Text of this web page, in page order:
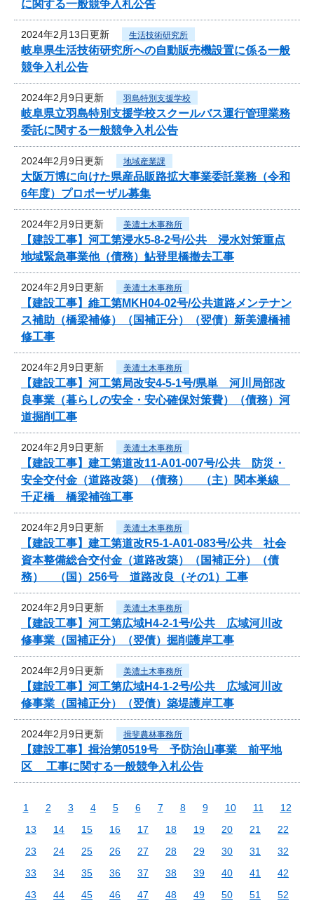
に関する一般競争入札公告
2024年2月13日更新 生活技術研究所
岐阜県生活技術研究所への自動販売機設置に係る一般
競争入札公告
2024年2月9日更新 羽島特別支援学校
岐阜県立羽島特別支援学校スクールバス運行管理業務
委託に関する一般競争入札公告
2024年2月9日更新 地域産業課
大阪万博に向けた県産品販路拡大事業委託業務（令和
6年度）プロポーザル募集
2024年2月9日更新 美濃土木事務所
【建設工事】河工第浸水5-8-2号/公共 浸水対策重点
地域緊急事業他（債務）鮎登里橋撤去工事
2024年2月9日更新 美濃土木事務所
【建設工事】維工第MKH04-02号/公共道路メンテナン
ス補助（橋梁補修）（国補正分）（翌債）新美濃橋補
修工事
2024年2月9日更新 美濃土木事務所
【建設工事】河工第局改安4-5-1号/県単 河川局部改
良事業（暮らしの安全・安心確保対策費）（債務）河
道掘削工事
2024年2月9日更新 美濃土木事務所
【建設工事】建工第道改11-A01-007号/公共 防災・
安全交付金（道路改築）（債務） （主）関本巣線
千疋橋 橋梁補強工事
2024年2月9日更新 美濃土木事務所
【建設工事】建工第道改R5-1-A01-083号/公共 社会
資本整備総合交付金（道路改築）（国補正分）（債
務） （国）256号 道路改良（その1）工事
2024年2月9日更新 美濃土木事務所
【建設工事】河工第広域H4-2-1号/公共 広域河川改
修事業（国補正分）（翌債）掘削護岸工事
2024年2月9日更新 美濃土木事務所
【建設工事】河工第広域H4-1-2号/公共 広域河川改
修事業（国補正分）（翌債）築堤護岸工事
2024年2月9日更新 揖斐農林事務所
【建設工事】揖治第0519号 予防治山事業 前平地
区 工事に関する一般競争入札公告
1 2 3 4 5 6 7 8 9 10 11
12
13
14 15 16 17 18 19 20 21
22
23
24 25 26 27 28 29 30 31
32
33
34 35 36 37 38 39 40 41
42
43
44 45 46 47 48 49 50 51
52